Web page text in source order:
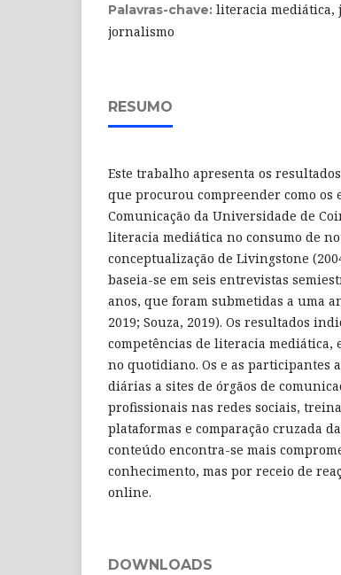
Palavras-chave: literacia mediática,
jornalismo
RESUMO
Este trabalho apresenta os
que procurou compreender como os
Comunicação da Universidade de
literacia mediática no consumo de
conceptualização de Livingstone
baseia-se em seis entrevistas
anos, que foram submetidas a uma
2019; Souza, 2019). Os resultados
competências de literacia mediática,
no quotidiano. Os e as participantes
diárias a sites de órgãos de
profissionais nas redes sociais,
plataformas e comparação cruzada
conteúdo encontra-se mais
conhecimento, mas por receio de
online.
DOWNLOADS